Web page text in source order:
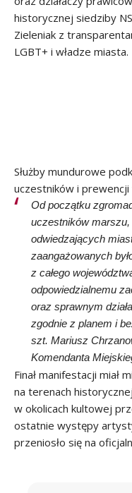
historycznej siedziby
Zieleniak z
LGBT+ i władze miasta.
Służby mundurowe
uczestników i prewencji
Od początku
uczestników
odwiedzających
zaangażowanych
z całego
odpowiedzialnemu
oraz sprawnym
zgodnie z planem i
szt. Mariusz
Komendanta
Finał manifestacji miał
na terenach
w okolicach kultowej
ostatnie występy
przeniosło się na